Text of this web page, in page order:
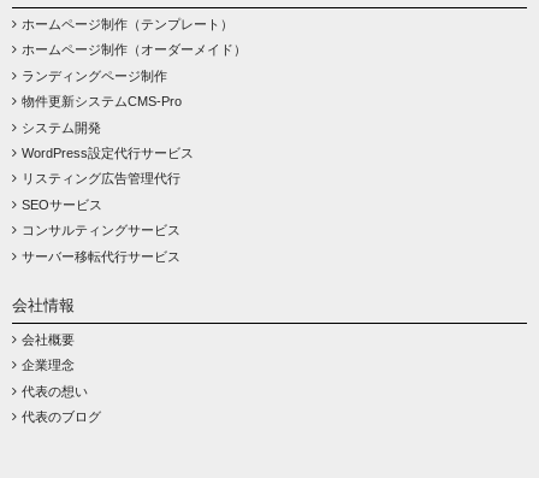
ホームページ制作（テンプレート）
ホームページ制作（オーダーメイド）
ランディングページ制作
物件更新システムCMS-Pro
システム開発
WordPress設定代行サービス
リスティング広告管理代行
SEOサービス
コンサルティングサービス
サーバー移転代行サービス
会社情報
会社概要
企業理念
代表の想い
代表のブログ